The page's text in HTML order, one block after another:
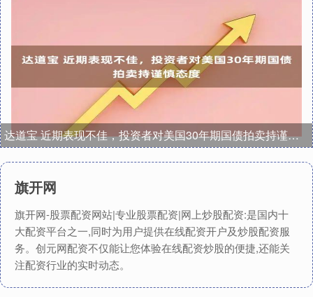
达道宝 近期表现不佳，投资者对美国30年期国债拍卖持谨慎态度
旗开网
旗开网-股票配资网站|专业股票配资|网上炒股配资:是国内十
大配资平台之一,同时为用户提供在线配资开户及炒股配资服
务。创元网配资不仅能让您体验在线配资炒股的便捷,还能关
注配资行业的实时动态。